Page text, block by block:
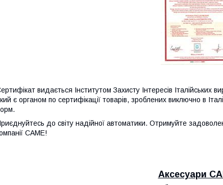
видається Інститутом Захисту Інтересів
є органом по сертифікації товарів, зроблених виключно в
до світу надійної автоматики. Отримуйте
CAME!
Аксесуари